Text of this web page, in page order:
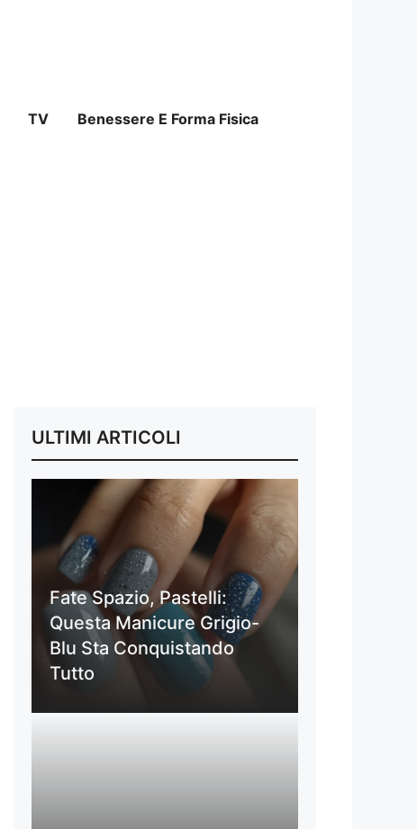
TV Benessere E Forma Fisica
ULTIMI ARTICOLI
Fate Spazio, Pastelli:
Questa Manicure Grigio-
Blu Sta Conquistando
Tutto